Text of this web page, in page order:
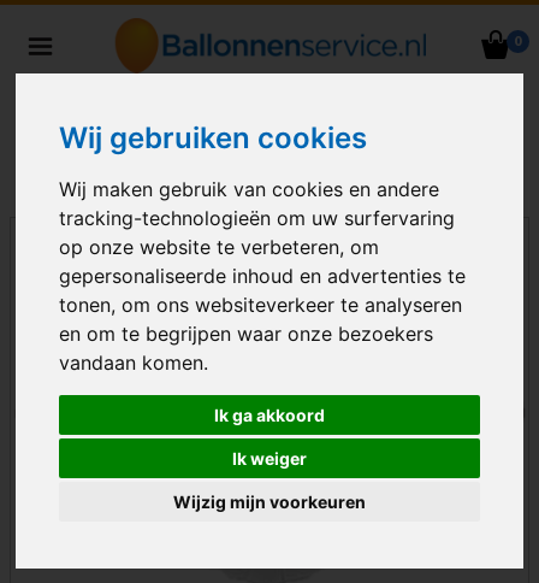
Wij gebruiken cookies
Wij maken gebruik van cookies en andere
tracking-technologieën om uw surfervaring
op onze website te verbeteren, om
gepersonaliseerde inhoud en advertenties te
tonen, om ons websiteverkeer te analyseren
en om te begrijpen waar onze bezoekers
vandaan komen.
Ik ga akkoord
Ik weiger
Wijzig mijn voorkeuren
0
Nederland